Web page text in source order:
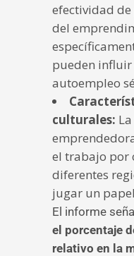
efectividad
del
pueden influir
autoempleo
culturales:
el trabajo por
diferentes
jugar un
El informe
el porcentaje
relativo en la